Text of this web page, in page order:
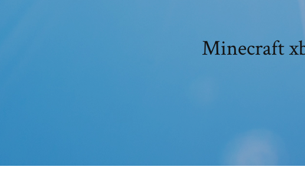
Minecraft